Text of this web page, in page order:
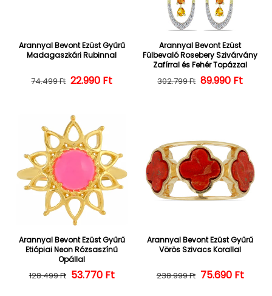
Arannyal Bevont Ezüst Gyűrű
Madagaszkári Rubinnal
Normál ár
74.499 Ft Kedvezményes ár
22.990 Ft
Arannyal Bevont Ezüst
Fülbevaló Rosebery Szivárvány
Zafírral és Fehér Topázzal
Normál ár
302.799 Ft 89.990 Ft
Arannyal Bevont Ezüst Gyűrű
Etiópiai Neon Rózsaszínű
Opállal
Normál ár
128.499 Ft Kedvezményes ár
53.770 Ft
Arannyal Bevont Ezüst Gyűrű
Vörös Szivacs Korallal
Normál ár
238.999 Ft 75.690 Ft